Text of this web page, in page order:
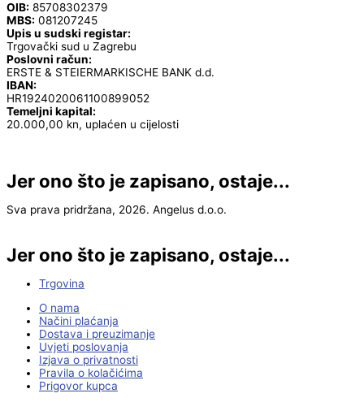
OIB: 85708302379
MBS: 081207245
Upis u sudski registar:
Trgovački sud u Zagrebu
Poslovni račun:
ERSTE & STEIERMARKISCHE BANK d.d.
IBAN:
HR1924020061100899052
Temeljni kapital:
20.000,00 kn, uplaćen u cijelosti
Jer ono što je zapisano, ostaje...
Sva prava pridržana, 2026. Angelus d.o.o.
Jer ono što je zapisano, ostaje...
Trgovina
O nama
Načini plaćanja
Dostava i preuzimanje
Uvjeti poslovanja
Izjava o privatnosti
Pravila o kolačićima
Prigovor kupca